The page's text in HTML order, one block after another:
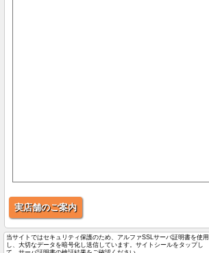
実店舗のご案内
当サイトではセキュリティ保護のため、アルファSSLサーバ証明書を使用
し、大切なデータを暗号化し送信しています。サイトシールをタップし